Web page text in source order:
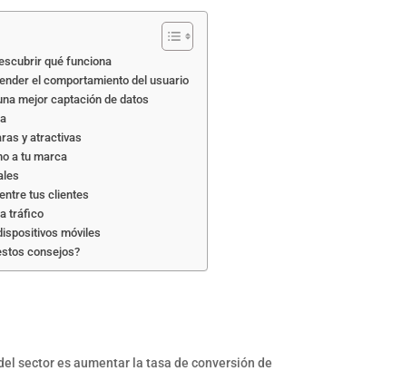
qué funciona
el comportamiento del usuario
mejor captación de datos
y atractivas
a tu marca
tus clientes
tráfico
móviles
consejos?
sector es aumentar la tasa de conversión de